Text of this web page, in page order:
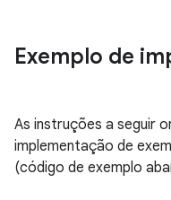
Exemplo de
As instruções a seguir
implementação de
(código de exemplo